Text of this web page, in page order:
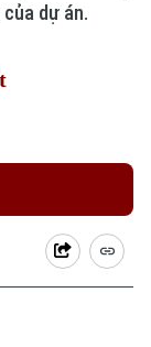
dự án.